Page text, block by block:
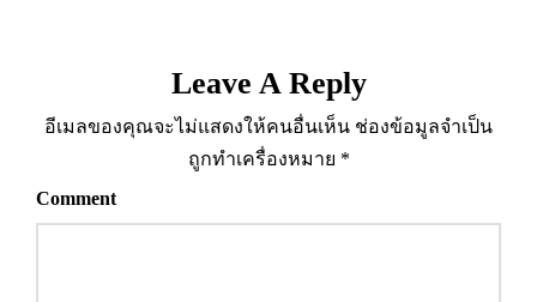
Leave A Reply
อีเมลของคุณจะไม่แสดงให้คนอื่นเห็น ช่องข้อมูลจำเป็น
ถูกทำเครื่องหมาย *
Comment